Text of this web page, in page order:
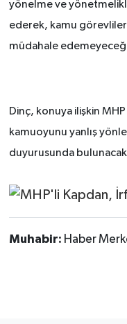
yönelme ve
ederek, kamu
müdahale
Dinç, konuya ilişkin
kamuoyunu yanlış
duyurusunda
Muhabir: Haber